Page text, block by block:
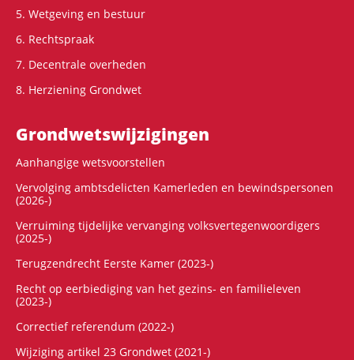
5. Wetgeving en bestuur
6. Rechtspraak
7. Decentrale overheden
8. Herziening Grondwet
Grondwets­wijzigingen
Aanhangige wetsvoorstellen
Vervolging ambtsdelicten Kamerleden en bewindspersonen
(2026-)
Verruiming tijdelijke vervanging volksvertegenwoordigers
(2025-)
Terugzendrecht Eerste Kamer (2023-)
Recht op eerbiediging van het gezins- en familieleven
(2023-)
Correctief referendum (2022-)
Wijziging artikel 23 Grondwet (2021-)